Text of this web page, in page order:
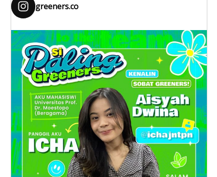
greeners.co